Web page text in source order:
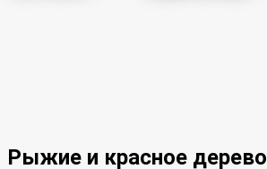
Рыжие и красное дерево